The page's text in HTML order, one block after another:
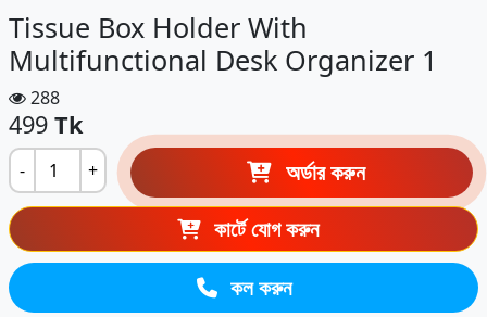
Tissue Box Holder With
Multifunctional Desk Organizer 1
288
499 Tk
- + অর্ডার করুন
কার্টে যোগ করুন
কল করুন